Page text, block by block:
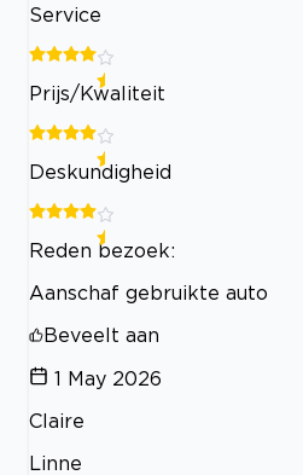
Service
Prijs/Kwaliteit
Deskundigheid
Reden bezoek:
Aanschaf gebruikte auto
Beveelt aan
1 May 2026
Claire
Linne